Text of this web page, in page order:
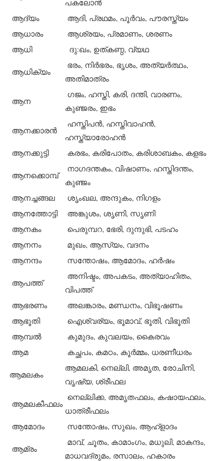
പകലോന്‍
ആദ്യം
ആദി, പ്രഥമം, പൂര്‍വം, പൗരസ്ത്യം
ആധാരം
ആശ്രയം, പ്രമാണം, ശരണം
ആധി
ദു:ഖം, ഉത്കണ്ഠ, വ്യഥ
ആധിക്യം
ഭരം, നിര്‍ഭരം, ഭൃശം, അത്യര്‍ത്ഥം,
അതിമാത്രം
ആന
ഗജം, ഹസ്തി, കരി, ദന്തി, വാരണം,
കുഞ്ജരം, ഇഭം
ആനക്കാരന്‍
ഹസ്തിപന്‍, ഹസ്തിവാഹന്‍,
ഹസ്ത്യാരോഹന്‍
ആനക്കുട്ടി
കരഭം, കരിപോതം, കരിശാബകം, കളഭം
ആനക്കൊമ്പ്
നാഗദന്തകം, വിഷാണം, ഹസ്തിദന്തം,
കുഞ്ജം
ആനച്ചങ്ങല
ശൃംഖല, അന്ദുകം, നിഗളം
ആനത്തോട്ടി
അങ്കുശം, ശൃണി, സൃണി
ആനകം
പെരുമ്പറ, ഭേരി, ദുന്ദുഭി, പടഹം
ആനനം
മുഖം, ആസ്യം, വദനം
ആനന്ദം
സന്തോഷം, ആമോദം, ഹര്‍ഷം
ആപത്ത്
അനിഷ്ടം, അപകടം, അത്യാഹിതം,
വിപത്ത്
ആഭരണം
അലങ്കാരം, മണ്ഡനം, വിഭൂഷണം
ആഭൂതി
ഐശ്വര്യം, ഭൂമാവ്, ഭൂതി, വിഭൂതി
ആമ്പല്‍
കുമുദം, കുവലയം, കൈരവം
ആമ
കച്ഛപം, കമഠം, കൂര്‍മ്മം, ധരണീധരം
ആമലകം
ആമലകി, നെല്ലി, അമൃത, രോചിനി,
വൃഷ്യ, ശ്രീഫല
ആമലകീഫലം
നെല്ലിക്ക, അമൃതഫലം, കഷായഫലം,
ധാത്രീഫലം
ആമോദം
സന്തോഷം, സുഖം, ആഹ്‌ളാദം
ആമ്രം
മാവ്, ചൂതം, കാമാംഗം, മധുലി, മാകന്ദം,
മാധവദ്രുമം, രസാലം, ഹകാരം